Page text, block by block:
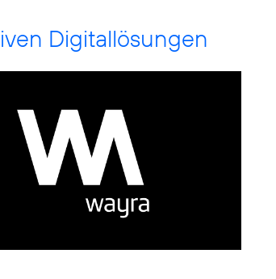
Digitallösungen